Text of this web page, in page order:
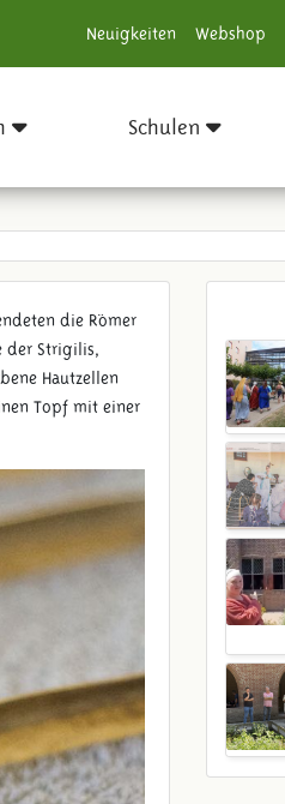
Neuigkeiten Webshop
Schulen
die Römer
der Strigilis,
Hautzellen
Topf mit einer